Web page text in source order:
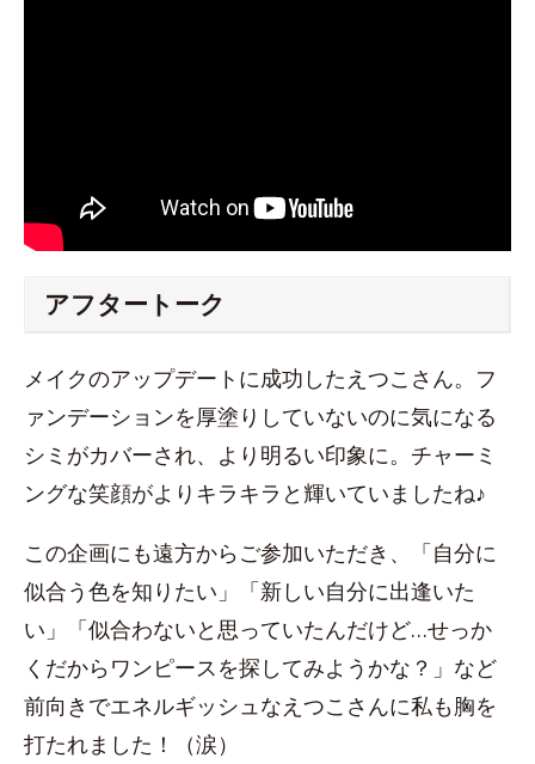
アフタートーク
メイクのアップデートに成功したえつこさん。フ
ァンデーションを厚塗りしていないのに気になる
シミがカバーされ、より明るい印象に。チャーミ
ングな笑顔がよりキラキラと輝いていましたね♪
この企画にも遠方からご参加いただき、「自分に
似合う色を知りたい」「新しい自分に出逢いた
い」「似合わないと思っていたんだけど…せっか
くだからワンピースを探してみようかな？」など
前向きでエネルギッシュなえつこさんに私も胸を
打たれました！（涙）